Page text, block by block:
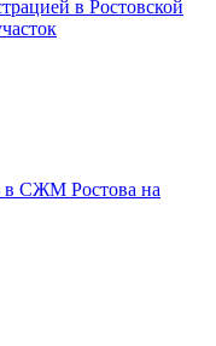
в Ростовской
в СЖМ Ростова на